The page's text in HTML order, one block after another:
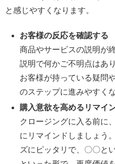
と感じやすくなります。
お客様の反応を確認する
商品やサービスの説明が
説明で何かご不明点はあ
お客様が持っている疑問
のステップに進みやすく
購入意欲を高めるリマイ
クロージングに入る前に
にリマインドしましょう
ズにピッタリで、〇〇と